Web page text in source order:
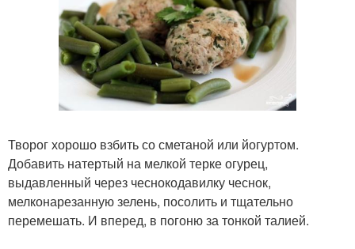
Творог хорошо взбить со сметаной или йогуртом.
Добавить натертый на мелкой терке огурец,
выдавленный через чеснокодавилку чеснок,
мелконарезанную зелень, посолить и тщательно
перемешать. И вперед, в погоню за тонкой талией.